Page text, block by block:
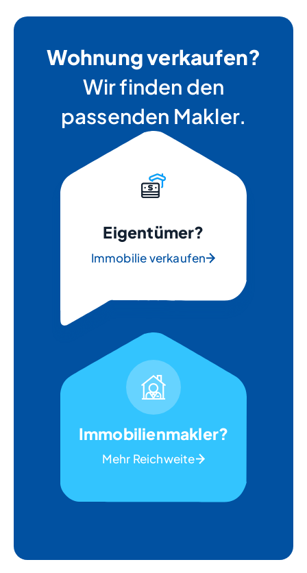
Wohnung verkaufen?
Wir finden den
passenden Makler.
Eigentümer?
Immobilie verkaufen
Immobilienmakler?
Mehr Reichweite